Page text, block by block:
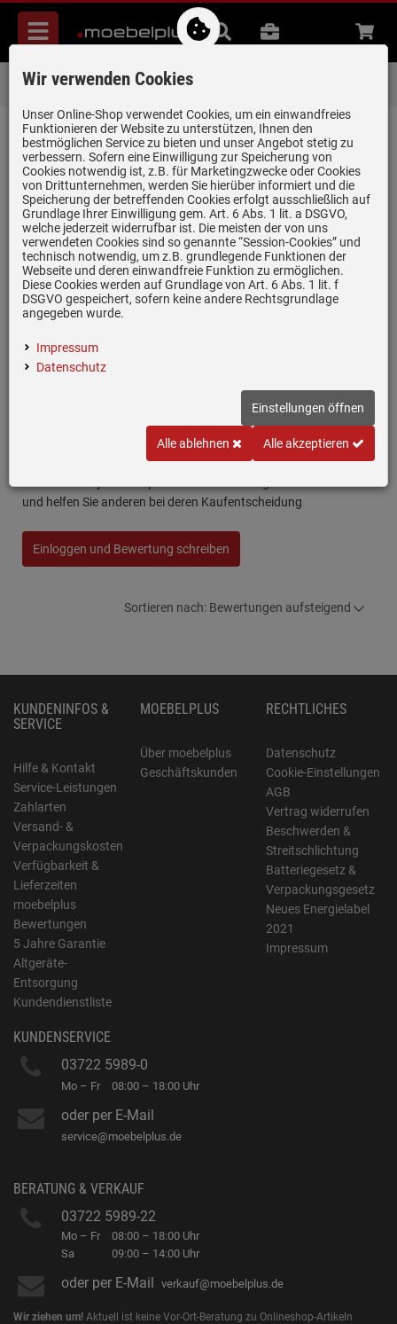
Menü
Suche
B2B Beratung
Über 85.000 positive Bewertungen
zurück zum Artikel
Bewertungen
0 Bewertungen
0 Bewertungen
0 Bewertungen
Gaggenau GN 114 230 Gastronorm-Behälter GN 2/3
und helfen Sie anderen bei deren Kaufentscheidung
Einloggen und Bewertung schreiben
Sortieren nach: Bewertungen aufsteigend
KUNDENINFOS &
SERVICE
Hilfe & Kontakt
Service-Leistungen
Zahlarten
Versand- &
Verpackungskosten
Verfügbarkeit &
Lieferzeiten
moebelplus
Bewertungen
5 Jahre Garantie
Altgeräte-
Entsorgung
Kundendienstliste
MOEBELPLUS
Über moebelplus
Geschäftskunden
RECHTLICHES
Datenschutz
Cookie-Einstellungen
AGB
Vertrag widerrufen
Beschwerden &
Streitschlichtung
Batteriegesetz &
Verpackungsgesetz
Neues Energielabel
2021
Impressum
KUNDENSERVICE
03722 5989-0
Mo – Fr 08:00 – 18:00 Uhr
oder per E-Mail
service@moebelplus.de
BERATUNG & VERKAUF
03722 5989-22
Mo – Fr
Sa
08:00 – 18:00 Uhr
09:00 – 14:00 Uhr
oder per E-Mail verkauf@moebelplus.de
Wir ziehen um! Aktuell ist keine Vor-Ort-Beratung zu Onlineshop-Artikeln
Wir verwenden Cookies
Unser Online-Shop verwendet Cookies, um ein einwandfreies
Funktionieren der Website zu unterstützen, Ihnen den
bestmöglichen Service zu bieten und unser Angebot stetig zu
verbessern. Sofern eine Einwilligung zur Speicherung von
Cookies notwendig ist, z.B. für Marketingzwecke oder Cookies
von Drittunternehmen, werden Sie hierüber informiert und die
Speicherung der betreffenden Cookies erfolgt ausschließlich auf
Grundlage Ihrer Einwilligung gem. Art. 6 Abs. 1 lit. a DSGVO,
welche jederzeit widerrufbar ist. Die meisten der von uns
verwendeten Cookies sind so genannte “Session-Cookies” und
technisch notwendig, um z.B. grundlegende Funktionen der
Webseite und deren einwandfreie Funktion zu ermöglichen.
Diese Cookies werden auf Grundlage von Art. 6 Abs. 1 lit. f
DSGVO gespeichert, sofern keine andere Rechtsgrundlage
angegeben wurde.
Impressum
Datenschutz
Einstellungen öffnen
Alle ablehnen Alle akzeptieren